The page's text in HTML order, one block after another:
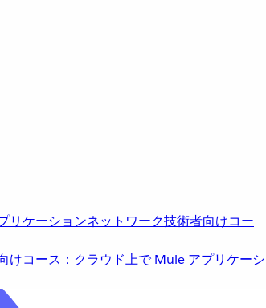
リケーションネットワーク技術者向けコー
けコース：クラウド上で Mule アプリケーシ